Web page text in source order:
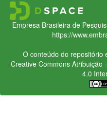
Empresa Brasileira de
https://
O conteúdo do repositório
Creative CommonsAtribuição
4.0